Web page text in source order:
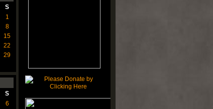
S
1
8
15
22
29
S
6